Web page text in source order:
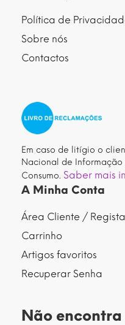
Política de
Sobre nós
Contactos
Em caso de litígio o
Nacional de
Consumo. Saber mais
A Minha Conta
Área Cliente /
Carrinho
Artigos favoritos
Recuperar Senha
Não